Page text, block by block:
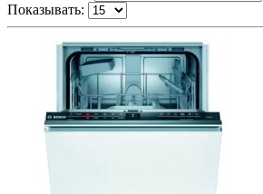
Показывать: